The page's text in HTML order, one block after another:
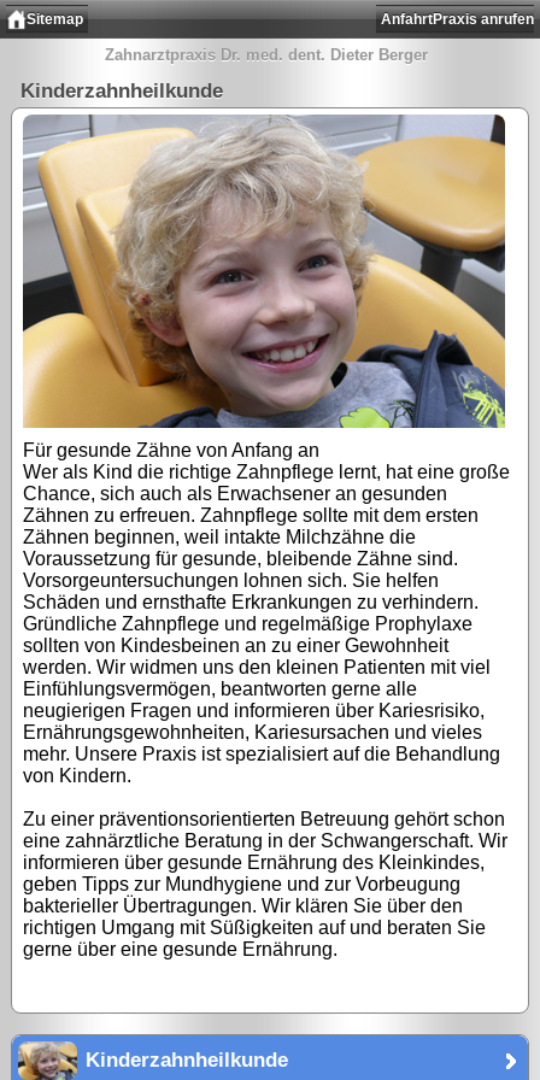
Sitemap Praxis anrufen
Anfahrt
Zahnarztpraxis Dr. med. dent. Dieter Berger
Kinderzahnheilkunde
Für gesunde Zähne von Anfang an
Wer als Kind die richtige Zahnpflege lernt, hat eine große
Chance, sich auch als Erwachsener an gesunden
Zähnen zu erfreuen. Zahnpflege sollte mit dem ersten
Zähnen beginnen, weil intakte Milchzähne die
Voraussetzung für gesunde, bleibende Zähne sind.
Vorsorgeuntersuchungen lohnen sich. Sie helfen
Schäden und ernsthafte Erkrankungen zu verhindern.
Gründliche Zahnpflege und regelmäßige Prophylaxe
sollten von Kindesbeinen an zu einer Gewohnheit
werden. Wir widmen uns den kleinen Patienten mit viel
Einfühlungsvermögen, beantworten gerne alle
neugierigen Fragen und informieren über Kariesrisiko,
Ernährungsgewohnheiten, Kariesursachen und vieles
mehr. Unsere Praxis ist spezialisiert auf die Behandlung
von Kindern.
Zu einer präventionsorientierten Betreuung gehört schon
eine zahnärztliche Beratung in der Schwangerschaft. Wir
informieren über gesunde Ernährung des Kleinkindes,
geben Tipps zur Mundhygiene und zur Vorbeugung
bakterieller Übertragungen. Wir klären Sie über den
richtigen Umgang mit Süßigkeiten auf und beraten Sie
gerne über eine gesunde Ernährung.
Kinderzahnheilkunde